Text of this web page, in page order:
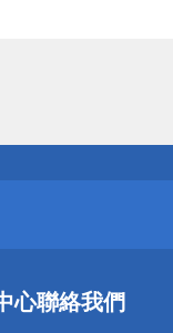
！
！
心聯絡我們